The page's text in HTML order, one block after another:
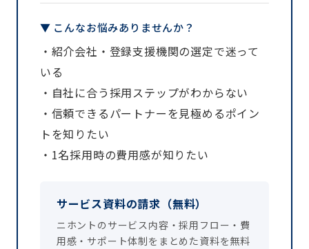
▼ こんなお悩みありませんか？
・紹介会社・登録支援機関の選定で迷って
いる
・自社に合う採用ステップがわからない
・信頼できるパートナーを見極めるポイン
トを知りたい
・1名採用時の費用感が知りたい
サービス資料の請求（無料）
ニホントのサービス内容・採用フロー・費
用感・サポート体制をまとめた資料を無料